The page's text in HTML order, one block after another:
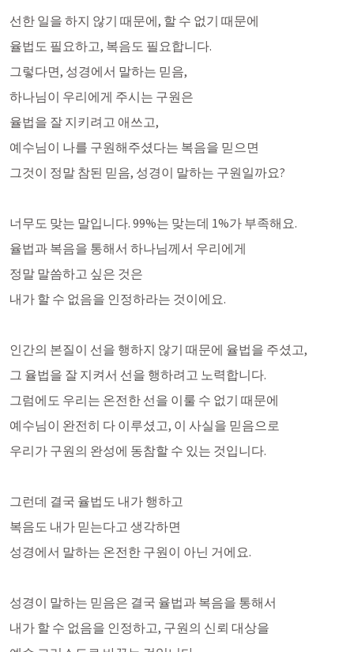
선한 일을 하지 않기 때문에, 할 수 없기 때문에
율법도 필요하고, 복음도 필요합니다.
그렇다면, 성경에서 말하는 믿음,
하나님이 우리에게 주시는 구원은
율법을 잘 지키려고 애쓰고,
예수님이 나를 구원해주셨다는 복음을 믿으면
그것이 정말 참된 믿음, 성경이 말하는 구원일까요?
너무도 맞는 말입니다. 99%는 맞는데 1%가 부족해요.
율법과 복음을 통해서 하나님께서 우리에게
정말 말씀하고 싶은 것은
내가 할 수 없음을 인정하라는 것이에요.
인간의 본질이 선을 행하지 않기 때문에 율법을 주셨고,
그 율법을 잘 지켜서 선을 행하려고 노력합니다.
그럼에도 우리는 온전한 선을 이룰 수 없기 때문에
예수님이 완전히 다 이루셨고, 이 사실을 믿음으로
우리가 구원의 완성에 동참할 수 있는 것입니다.
그런데 결국 율법도 내가 행하고
복음도 내가 믿는다고 생각하면
성경에서 말하는 온전한 구원이 아닌 거에요.
성경이 말하는 믿음은 결국 율법과 복음을 통해서
내가 할 수 없음을 인정하고, 구원의 신뢰 대상을